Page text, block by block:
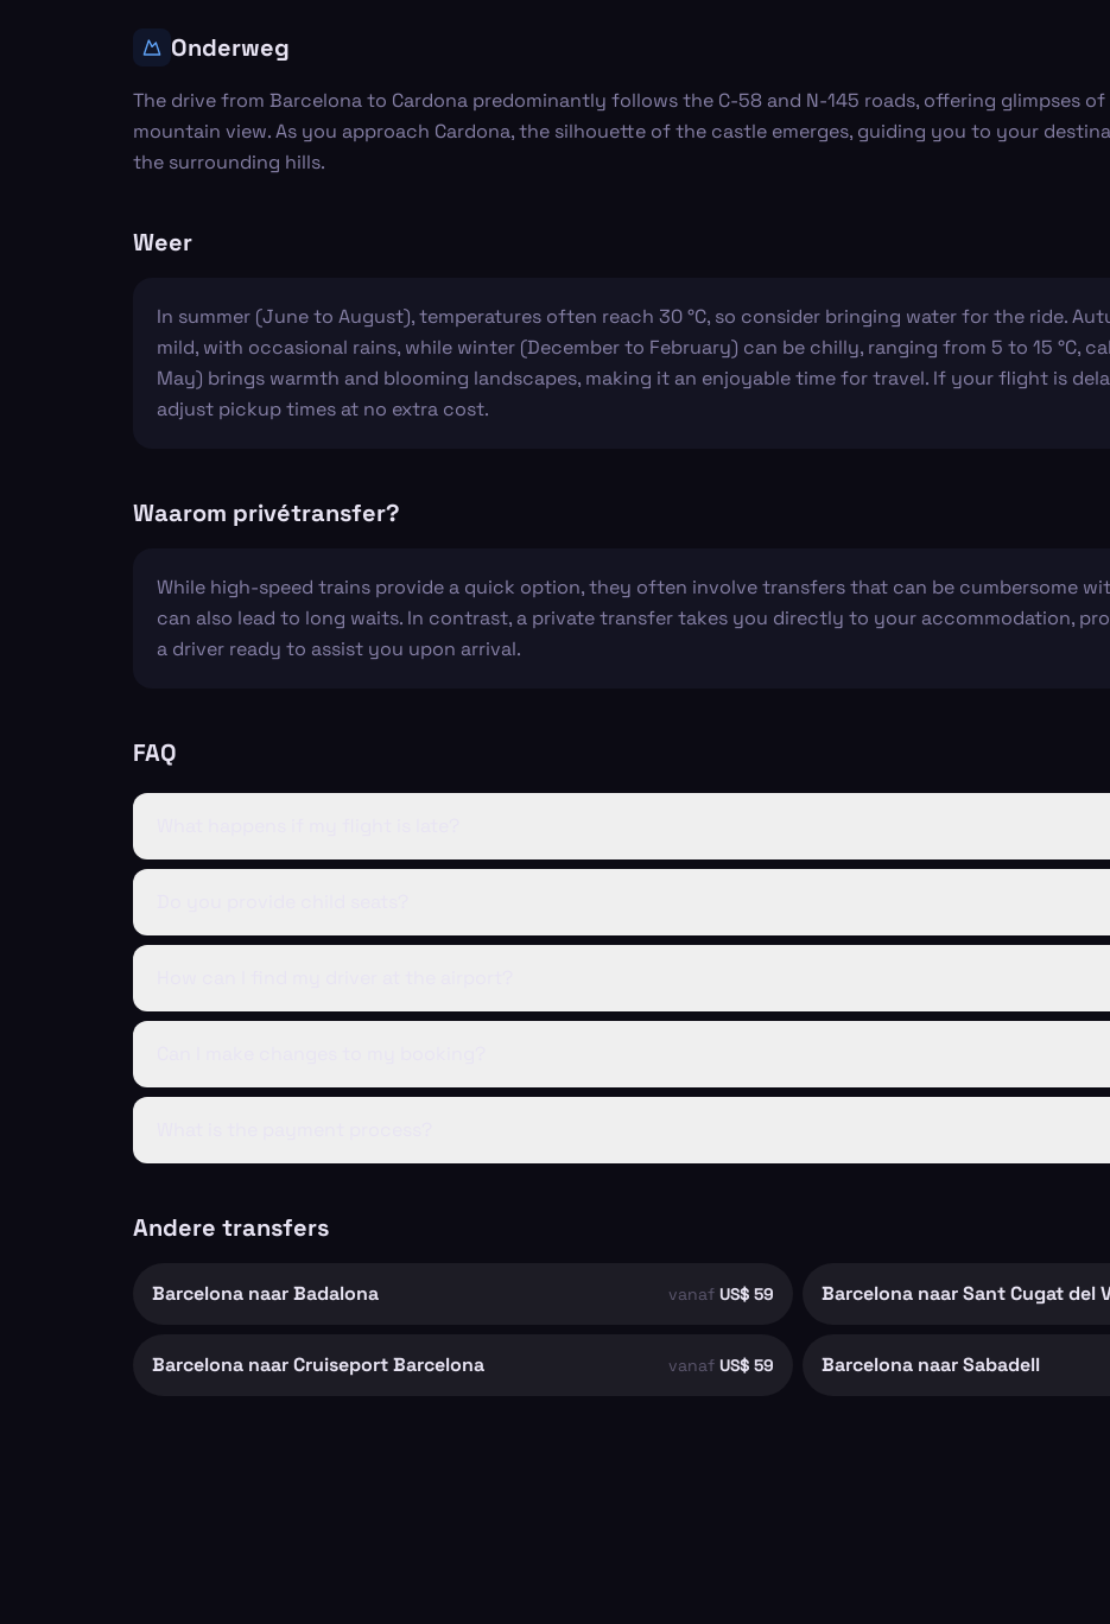
Onderweg
The drive from Barcelona to Cardona predominantly follows the C-58 and N-145 roads, offering glimpses
mountain view. As you approach Cardona, the silhouette of the castle emerges, guiding you to your
the surrounding hills.
Weer
In summer (June to August), temperatures often reach 30 °C, so consider bringing water for the ride.
mild, with occasional rains, while winter (December to February) can be chilly, ranging from 5 to 15 °C,
May) brings warmth and blooming landscapes, making it an enjoyable time for travel. If your flight is
adjust pickup times at no extra cost.
Waarom privétransfer?
While high-speed trains provide a quick option, they often involve transfers that can be cumbersome
can also lead to long waits. In contrast, a private transfer takes you directly to your accommodation,
a driver ready to assist you upon arrival.
FAQ
Andere transfers
Barcelona naar Badalona vanaf US$ 59 Barcelona naar Sant Cugat del
Barcelona naar Cruiseport Barcelona vanaf US$ 59 Barcelona naar Sabadell